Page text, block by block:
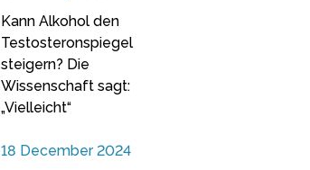
Kann Alkohol den
Testosteronspiegel
steigern? Die
Wissenschaft sagt:
„Vielleicht“
18 December 2024